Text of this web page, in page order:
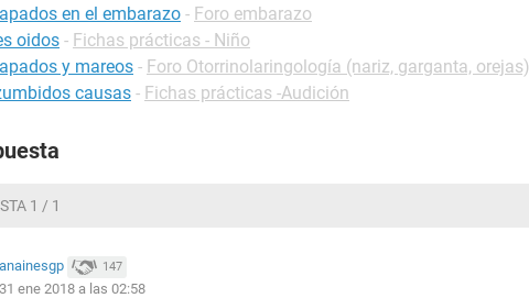
en el embarazo - Foro embarazo
oidos - Fichas prácticas - Niño
y mareos - Foro Otorrinolaringología (nariz, garganta, orejas)
causas - Fichas prácticas -Audición
1 / 1
anainesgp 147
31 ene 2018 a las 02:58